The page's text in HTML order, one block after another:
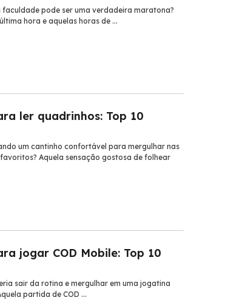
pode ser uma verdadeira maratona?
hora e aquelas horas de ...
ler quadrinhos: Top 10
um cantinho confortável para mergulhar nas
Aquela sensação gostosa de folhear
jogar COD Mobile: Top 10
sair da rotina e mergulhar em uma jogatina
partida de COD ...